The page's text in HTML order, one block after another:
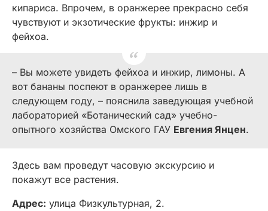
кипариса. Впрочем, в оранжерее прекрасно себя
чувствуют и экзотические фрукты: инжир и
фейхоа.
– Вы можете увидеть фейхоа и инжир, лимоны. А
вот бананы поспеют в оранжерее лишь в
следующем году, – пояснила заведующая учебной
лабораторией «Ботанический сад» учебно-
опытного хозяйства Омского ГАУ Евгения Янцен.
Здесь вам проведут часовую экскурсию и
покажут все растения.
Адрес: улица Физкультурная, 2.